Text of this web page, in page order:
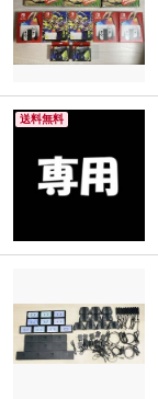
送料無料